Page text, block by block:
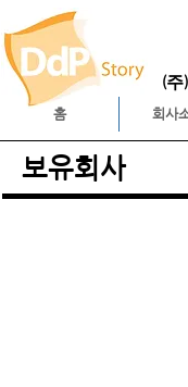
(
홈 회사
보유회사